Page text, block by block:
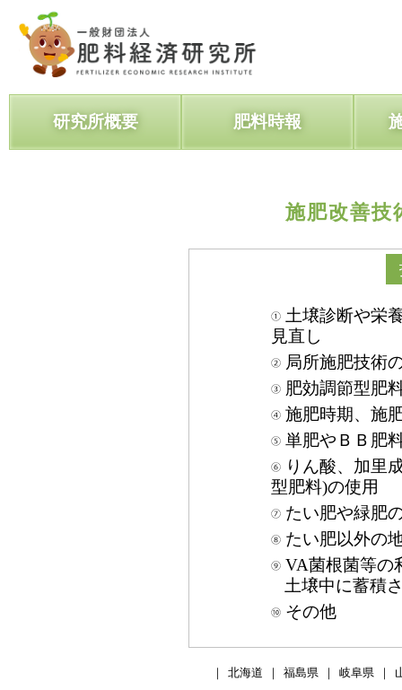
研究所概要 肥料時報
施肥改善技
土壌診断や栄
見直し
局所施肥技術
肥効調節型肥
施肥時期、施
単肥やＢＢ肥
りん酸、加里
型肥料)の使用
たい肥や緑肥
たい肥以外の
VA菌根菌等の
土壌中に蓄積
その他
｜ 北海道 ｜ 福島県 ｜ 岐阜県 ｜